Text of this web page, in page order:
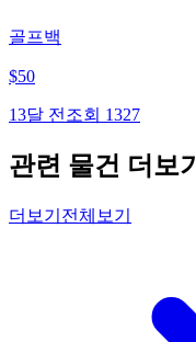
골프백
$50
13달 전 조회 1327
관련 물건 더보기
더보기 전체보기